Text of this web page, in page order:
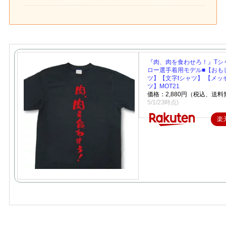
『肉、肉を食わせろ！』T
ロー選手着用モデル■【おも
ツ】【文字tシャツ】 【メッ
ツ】MOT21
価格：2,880円（税込、送料
5/1/23時点)
楽